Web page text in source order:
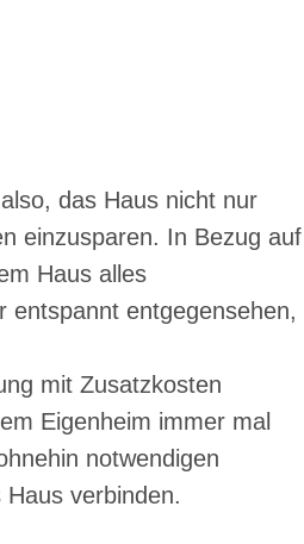
das Haus nicht nur
einzusparen. In Bezug auf
Haus alles
entspannt entgegensehen,
mit Zusatzkosten
Eigenheim immer mal
notwendigen
verbinden.